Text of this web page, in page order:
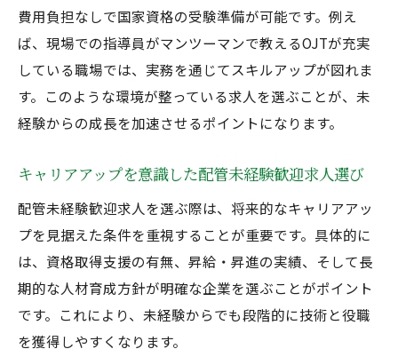
費用負担なしで国家資格の受験準備が可能です。例え
ば、現場での指導員がマンツーマンで教えるOJTが充実
している職場では、実務を通じてスキルアップが図れま
す。このような環境が整っている求人を選ぶことが、未
経験からの成長を加速させるポイントになります。
キャリアアップを意識した配管未経験歓迎求人選び
配管未経験歓迎求人を選ぶ際は、将来的なキャリアアッ
プを見据えた条件を重視することが重要です。具体的に
は、資格取得支援の有無、昇給・昇進の実績、そして長
期的な人材育成方針が明確な企業を選ぶことがポイント
です。これにより、未経験からでも段階的に技術と役職
を獲得しやすくなります。